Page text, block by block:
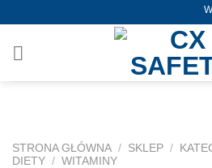
content
STRONA GŁÓWNA / SKLEP /
DIETY / WITAMINY